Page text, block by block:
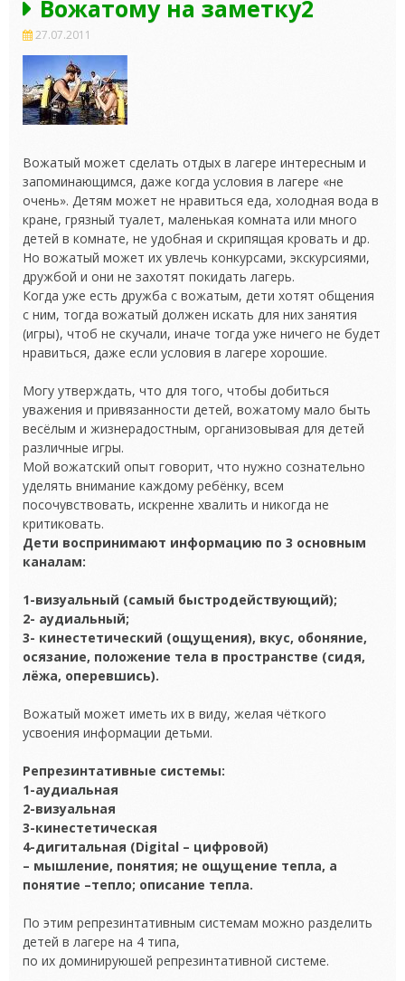
Вожатому на заметку2
27.07.2011
Вожатый может сделать отдых в лагере интересным и
запоминающимся, даже когда условия в лагере «не
очень». Детям может не нравиться еда, холодная вода в
кране, грязный туалет, маленькая комната или много
детей в комнате, не удобная и скрипящая кровать и др.
Но вожатый может их увлечь конкурсами, экскурсиями,
дружбой и они не захотят покидать лагерь.
Когда уже есть дружба с вожатым, дети хотят общения
с ним, тогда вожатый должен искать для них занятия
(игры), чтоб не скучали, иначе тогда уже ничего не будет
нравиться, даже если условия в лагере хорошие.
Могу утверждать, что для того, чтобы добиться
уважения и привязанности детей, вожатому мало быть
весёлым и жизнерадостным, организовывая для детей
различные игры.
Мой вожатский опыт говорит, что нужно сознательно
уделять внимание каждому ребёнку, всем
посочувствовать, искренне хвалить и никогда не
критиковать.
Дети воспринимают информацию по 3 основным
каналам:
1-визуальный (самый быстродействующий);
2- аудиальный;
3- кинестетический (ощущения), вкус, обоняние,
осязание, положение тела в пространстве (сидя,
лёжа, оперевшись).
Вожатый может иметь их в виду, желая чёткого
усвоения информации детьми.
Репрезинтативные системы:
1-аудиальная
2-визуальная
3-кинестетическая
4-дигитальная (Digital – цифровой)
– мышление, понятия; не ощущение тепла, а
понятие –тепло; описание тепла.
По этим репрезинтативным системам можно разделить
детей в лагере на 4 типа,
по их доминируюшей репрезинтативной системе.